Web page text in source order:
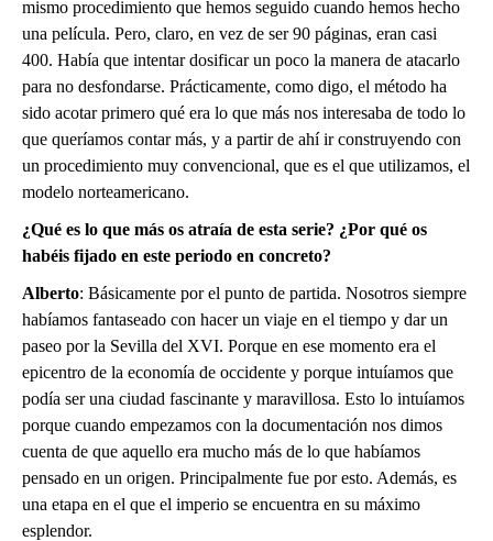
mismo procedimiento que hemos seguido cuando hemos hecho
una película. Pero, claro, en vez de ser 90 páginas, eran casi
400. Había que intentar dosificar un poco la manera de atacarlo
para no desfondarse. Prácticamente, como digo, el método ha
sido acotar primero qué era lo que más nos interesaba de todo lo
que queríamos contar más, y a partir de ahí ir construyendo con
un procedimiento muy convencional, que es el que utilizamos, el
modelo norteamericano.
¿Qué es lo que más os atraía de esta serie? ¿Por qué os
habéis fijado en este periodo en concreto?
Alberto: Básicamente por el punto de partida. Nosotros siempre
habíamos fantaseado con hacer un viaje en el tiempo y dar un
paseo por la Sevilla del XVI. Porque en ese momento era el
epicentro de la economía de occidente y porque intuíamos que
podía ser una ciudad fascinante y maravillosa. Esto lo intuíamos
porque cuando empezamos con la documentación nos dimos
cuenta de que aquello era mucho más de lo que habíamos
pensado en un origen. Principalmente fue por esto. Además, es
una etapa en el que el imperio se encuentra en su máximo
esplendor.